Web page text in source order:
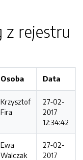
z rejestru
Osoba Data
Krzysztof
Fira
27-02-
2017
12:34:42
Ewa
Walczak
27-02-
2017